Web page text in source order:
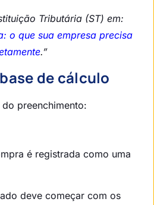
Tributária (ST) em:
o que sua empresa precisa
.”
de cálculo
preenchimento:
é registrada como uma
deve começar com os